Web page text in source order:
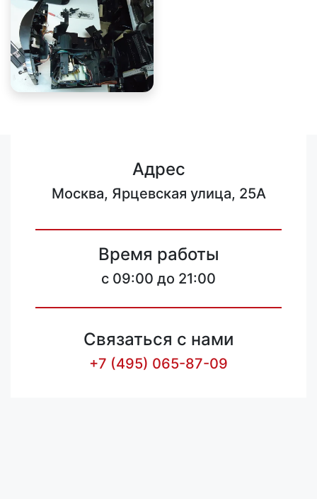
Адрес
Москва, Ярцевская улица, 25А
Время работы
c 09:00 до 21:00
Связаться с нами
+7 (495) 065-87-09